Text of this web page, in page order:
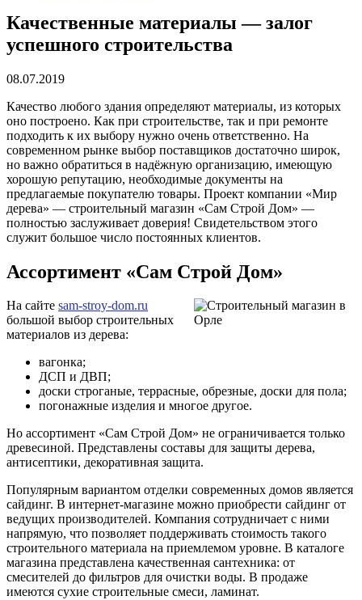
Качественные материалы — залог
успешного строительства
08.07.2019
Качество любого здания определяют материалы, из которых
оно построено. Как при строительстве, так и при ремонте
подходить к их выбору нужно очень ответственно. На
современном рынке выбор поставщиков достаточно широк,
но важно обратиться в надёжную организацию, имеющую
хорошую репутацию, необходимые документы на
предлагаемые покупателю товары. Проект компании «Мир
дерева» — строительный магазин «Сам Строй Дом» —
полностью заслуживает доверия! Свидетельством этого
служит большое число постоянных клиентов.
Ассортимент «Сам Строй Дом»
На сайте sam-stroy-dom.ru
большой выбор строительных
материалов из дерева:
вагонка;
ДСП и ДВП;
доски строганые, террасные, обрезные, доски для пола;
погонажные изделия и многое другое.
Но ассортимент «Сам Строй Дом» не ограничивается только
древесиной. Представлены составы для защиты дерева,
антисептики, декоративная защита.
Популярным вариантом отделки современных домов является
сайдинг. В интернет-магазине можно приобрести сайдинг от
ведущих производителей. Компания сотрудничает с ними
напрямую, что позволяет поддерживать стоимость такого
строительного материала на приемлемом уровне. В каталоге
магазина представлена качественная сантехника: от
смесителей до фильтров для очистки воды. В продаже
имеются сухие строительные смеси, ламинат.